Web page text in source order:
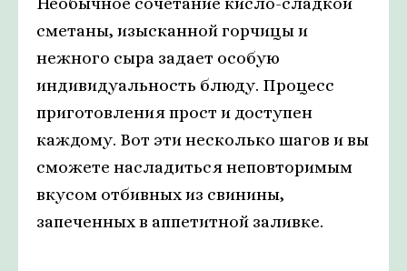
сметаны, изысканной горчицы и
нежного сыра задает особую
индивидуальность блюду. Процесс
приготовления прост и доступен
каждому. Вот эти несколько шагов и вы
сможете насладиться неповторимым
вкусом отбивных из свинины,
запеченных в аппетитной заливке.